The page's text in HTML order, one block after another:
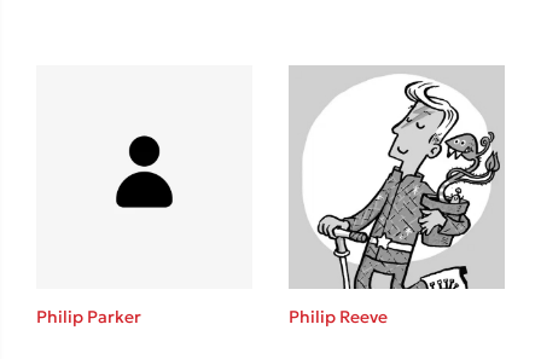
Pierdomenico Baccalario
Δανάη Ιμπραχήμ
3 βιβλία βασισμένα σε αληθινά γεγονότα!
Philip Parker Philip Reeve